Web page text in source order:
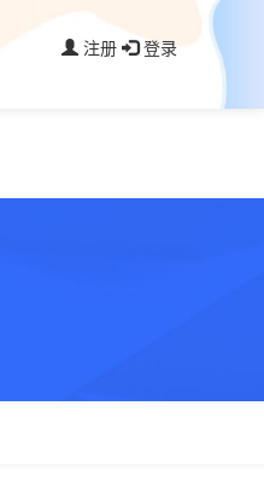
注册 登录